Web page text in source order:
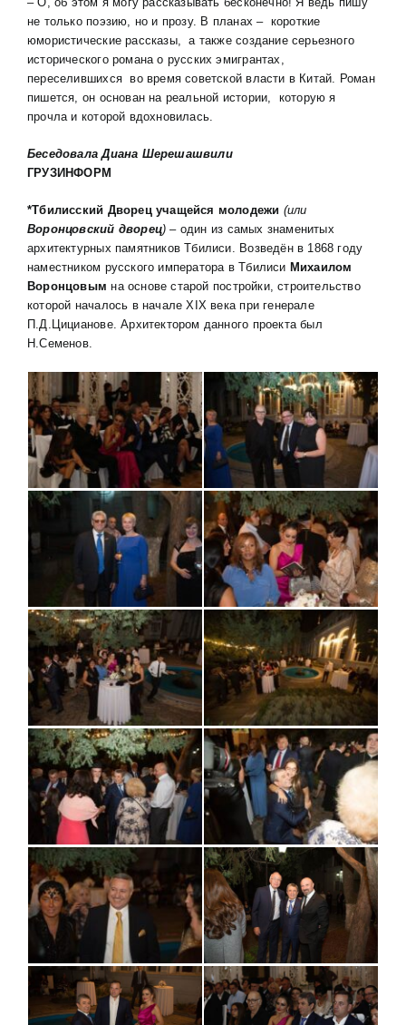
не только поэзию, но и прозу. В планах – короткие
юмористические рассказы, а также создание серьезного
исторического романа о русских эмигрантах,
переселившихся во время советской власти в Китай. Роман
пишется, он основан на реальной истории, которую я
прочла и которой вдохновилась.
Беседовала Диана Шерешашвили
ГРУЗИНФОРМ
*Тбилисский Дворец учащейся молодежи (или
Воронцовский дворец) – один из самых знаменитых
архитектурных памятников Тбилиси. Возведён в 1868 году
наместником русского императора в Тбилиси Михаилом
Воронцовым на основе старой постройки, строительство
которой началось в начале XIX века при генерале
П.Д.Цицианове. Архитектором данного проекта был
Н.Семенов.